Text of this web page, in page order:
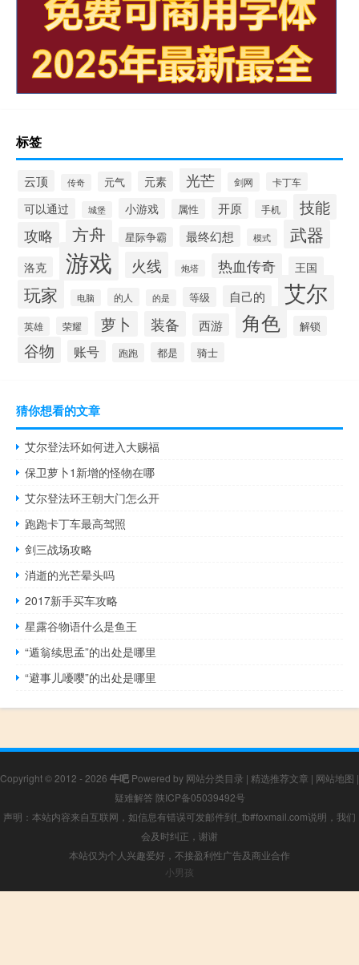
标签
云顶 传奇 元气 元素 光芒 剑网 卡丁车
可以通过 城堡 小游戏 属性 开原 手机
技能
攻略
方舟 星际争霸 最终幻想 模式 武器
洛克 游戏 火线 炮塔 热血传奇 王国
玩家 电脑 的人 的是 等级 自己的 艾尔
英雄 荣耀 萝卜 装备 西游 角色 解锁
谷物 账号 跑跑 都是 骑士
猜你想看的文章
艾尔登法环如何进入大赐福
保卫萝卜1新增的怪物在哪
艾尔登法环王朝大门怎么开
跑跑卡丁车最高驾照
剑三战场攻略
消逝的光芒晕头吗
2017新手买车攻略
星露谷物语什么是鱼王
“遁翁续思孟”的出处是哪里
“避事儿嚘嘤”的出处是哪里
Copyright © 2012 - 2026 牛吧 Powered by 网站分类目录 | 精选推荐文章 | 网站地图 |
疑难解答 陕ICP备05039492号
声明：本站内容来自互联网，如信息有错误可发邮件到f_fb#foxmail.com说明，我们
会及时纠正，谢谢
本站仅为个人兴趣爱好，不接盈利性广告及商业合作
小男孩